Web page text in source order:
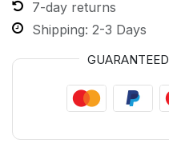
7-day returns
Shipping: 2-3 Days
GUARANTEED